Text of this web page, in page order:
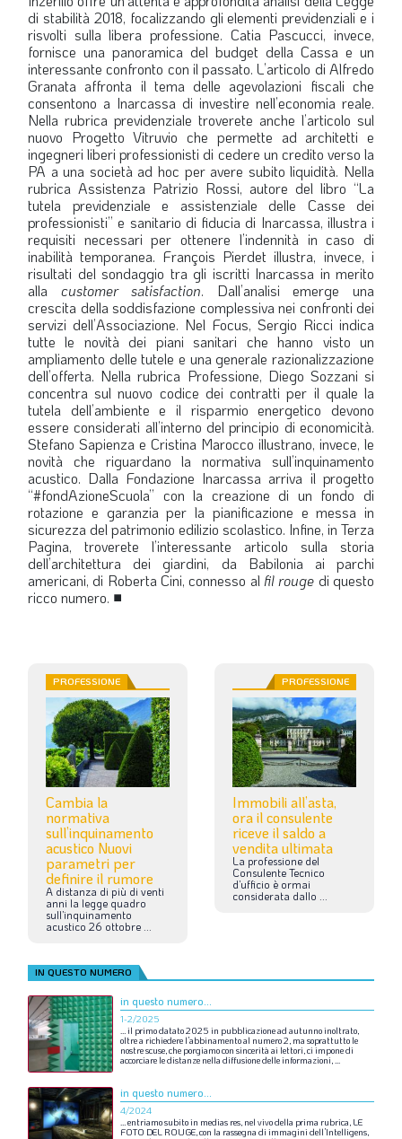
CAMBIA NUMERO expand_more
di stabilità 2018, focalizzando gli elementi previdenziali e i
risvolti sulla libera professione. Catia Pascucci, invece,
fornisce una panoramica del budget della Cassa e un
interessante confronto con il passato. L’articolo di Alfredo
Granata affronta il tema delle agevolazioni fiscali che
consentono a Inarcassa di investire nell’economia reale.
Nella rubrica previdenziale troverete anche l’articolo sul
nuovo Progetto Vitruvio che permette ad architetti e
ingegneri liberi professionisti di cedere un credito verso la
PA a una società ad hoc per avere subito liquidità. Nella
rubrica Assistenza Patrizio Rossi, autore del libro “La
tutela previdenziale e assistenziale delle Casse dei
professionisti” e sanitario di fiducia di Inarcassa, illustra i
requisiti necessari per ottenere l’indennità in caso di
inabilità temporanea. François Pierdet illustra, invece, i
risultati del sondaggio tra gli iscritti Inarcassa in merito
alla customer satisfaction. Dall’analisi emerge una
crescita della soddisfazione complessiva nei confronti dei
servizi dell’Associazione. Nel Focus, Sergio Ricci indica
tutte le novità dei piani sanitari che hanno visto un
ampliamento delle tutele e una generale razionalizzazione
dell’offerta. Nella rubrica Professione, Diego Sozzani si
concentra sul nuovo codice dei contratti per il quale la
tutela dell’ambiente e il risparmio energetico devono
essere considerati all’interno del principio di economicità.
Stefano Sapienza e Cristina Marocco illustrano, invece, le
novità che riguardano la normativa sull’inquinamento
acustico. Dalla Fondazione Inarcassa arriva il progetto
“#fondAzioneScuola” con la creazione di un fondo di
rotazione e garanzia per la pianificazione e messa in
sicurezza del patrimonio edilizio scolastico. Infine, in Terza
Pagina, troverete l’interessante articolo sulla storia
dell’architettura dei giardini, da Babilonia ai parchi
americani, di Roberta Cini, connesso al fil rouge di questo
ricco numero. ■
PROFESSIONE
Cambia la
normativa
sull’inquinamento
acustico Nuovi
parametri per
definire il rumore
A distanza di più di venti
anni la legge quadro
sull’inquinamento
acustico 26 ottobre
PROFESSIONE
Immobili all’asta,
ora il consulente
riceve il saldo a
vendita ultimata
La professione del
ConsulenteTecnico
d’ufficio è ormai
considerata dallo
IN QUESTO NUMERO
in questo numero...
1-2/2025
…il primodatato2025 in pubblicazionead autunnoinoltrato,
oltrea richiedere l’abbinamentoal numero2, ma soprattutto le
nostrescuse,che porgiamocon sincerità ai lettori,ci imponedi
accorciare ledistanze nella diffusionedelleinformazioni,...
in questo numero...
4/2024
…entriamosubitoin medias res, nel vivodella prima rubrica, LE
FOTO DEL ROUGE,con la rassegna di immagini dell’Intelligens,